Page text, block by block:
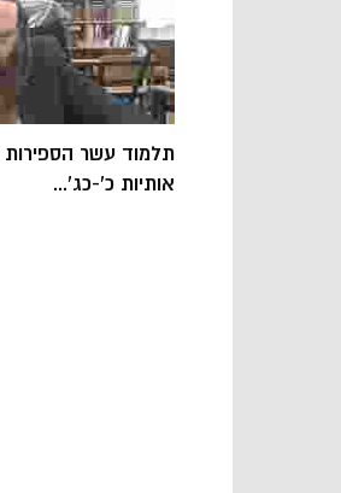
תלמוד עשר
אותיות כ'-כג'...